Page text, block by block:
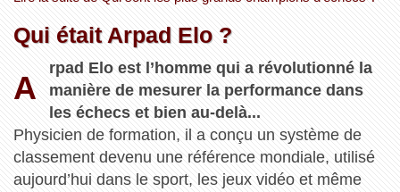
Qui était Arpad Elo ?
A
rpad Elo est l’homme qui a révolutionné la
manière de mesurer la performance dans
les échecs et bien au‑delà...
Physicien de formation, il a conçu un système de
classement devenu une référence mondiale, utilisé
aujourd’hui dans le sport, les jeux vidéo et même